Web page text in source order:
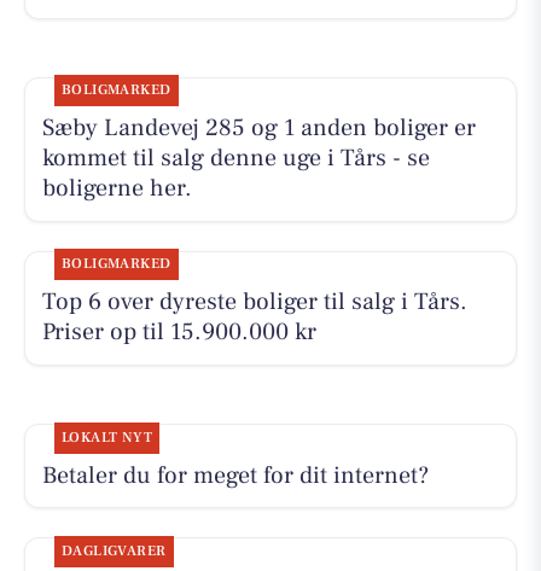
BOLIGMARKED
Sæby Landevej 285 og 1 anden boliger er
kommet til salg denne uge i Tårs - se
boligerne her.
BOLIGMARKED
Top 6 over dyreste boliger til salg i Tårs.
Priser op til 15.900.000 kr
LOKALT NYT
Betaler du for meget for dit internet?
DAGLIGVARER